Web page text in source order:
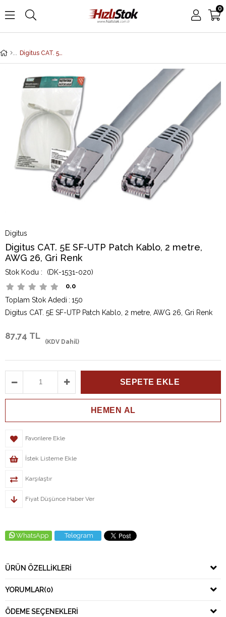
0
Digitus CAT. 5E SF-UTP Patch Kablo, 2 metre, AWG 26, Gri Renk
Digitus
Digitus CAT. 5E SF-UTP Patch Kablo, 2 metre,
AWG 26, Gri Renk
(DK-1531-020)
0.0
Toplam Stok Adedi : 150
Digitus CAT. 5E SF-UTP Patch Kablo, 2 metre, AWG 26, Gri Renk
87,74 TL
(KDV Dahil)
Favorilere Ekle
İstek Listeme Ekle
Karşılaştır
Fiyat Düşünce Haber Ver
WhatsApp Telegram
ÜRÜN ÖZELLIKLERI
YORUMLAR(0)
ÖDEME SEÇENEKLERI